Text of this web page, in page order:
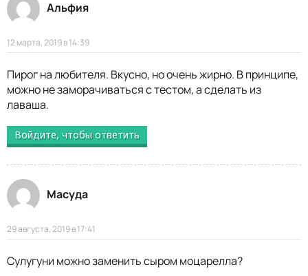
Альфия
12 марта, 2019 в 14:39
Пирог на любителя. Вкусно, но очень жирно. В принципе,
можно не заморачиваться с тестом, а сделать из
лаваша.
Войдите, чтобы ответить
Масуда
29 августа, 2019 в 17:41
Сулугуни можно заменить сыром моцарелла?